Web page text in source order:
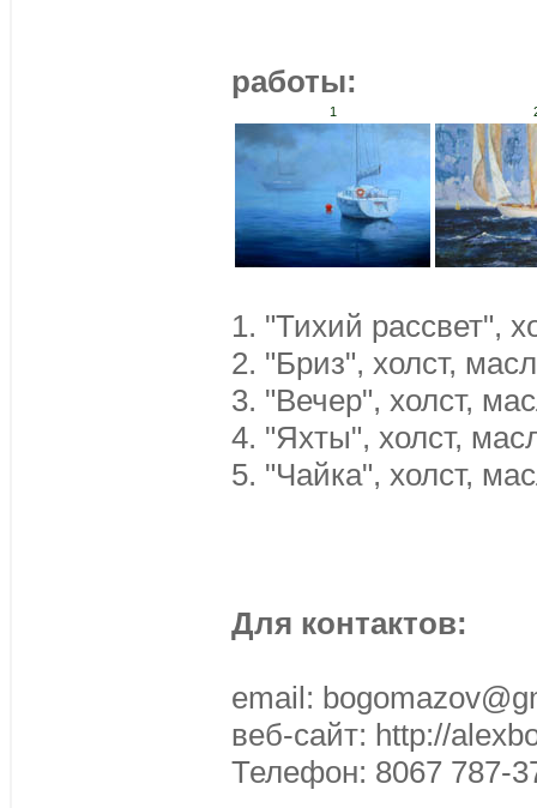
работы:
1
1. "Тихий рассвет",
2. "Бриз", холст,
3. "Вечер", холст,
4. "Яхты", холст,
5. "Чайка", холст,
Для контактов:
email:
веб-сайт: http://
Телефон: 8067 787-